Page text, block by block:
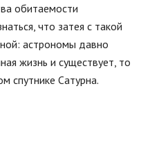
обитаемости
что затея с такой
астрономы давно
жизнь и существует, то
спутнике Сатурна.